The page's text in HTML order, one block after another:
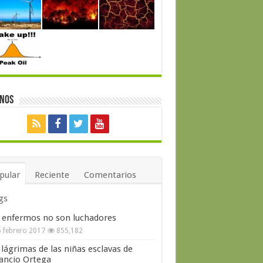
Reciente Comentarios
enfermos no son luchadores
febrero 2017 855,182
de las niñas esclavas de
Ortega